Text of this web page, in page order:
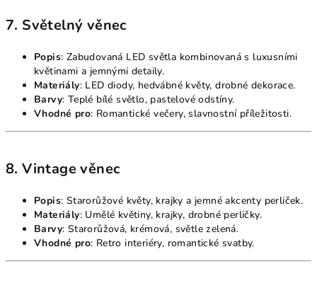
7. Světelný věnec
Popis: Zabudovaná LED světla kombinovaná s luxusními
květinami a jemnými detaily.
Materiály: LED diody, hedvábné květy, drobné dekorace.
Barvy: Teplé bílé světlo, pastelové odstíny.
Vhodné pro: Romantické večery, slavnostní příležitosti.
8. Vintage věnec
Popis: Starorůžové květy, krajky a jemné akcenty perliček.
Materiály: Umělé květiny, krajky, drobné perličky.
Barvy: Starorůžová, krémová, světle zelená.
Vhodné pro: Retro interiéry, romantické svatby.